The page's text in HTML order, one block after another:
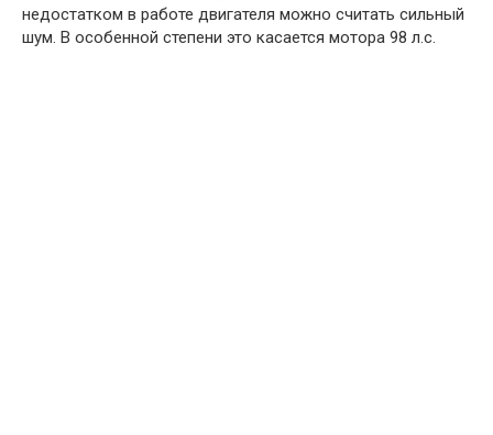
недостатком в работе двигателя можно считать сильный
шум. В особенной степени это касается мотора 98 л.с.